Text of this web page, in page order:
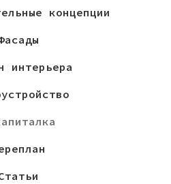
концепции
интерьера